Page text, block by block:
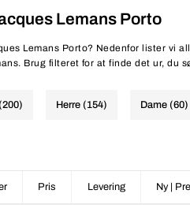
Lemans Porto
Lemans Porto? Nedenfor lister vi
Brug filteret for at finde det ur, du
Herre (154) Dame (60)
Pris Levering Ny |